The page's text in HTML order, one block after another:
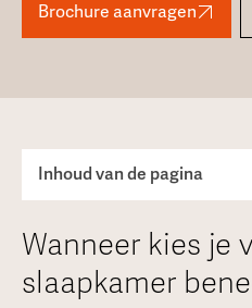
Brochure aanvragen
Inhoud van de pagina
Wanneer kies je
slaapkamer